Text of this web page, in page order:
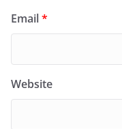
Email*
Website